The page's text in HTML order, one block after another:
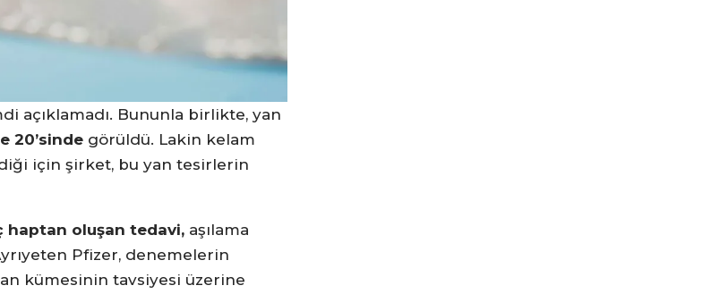
açıklamadı. Bununla birlikte, yan
20’sinde görüldü. Lakin kelam
için şirket, bu yan tesirlerin
haptan oluşan tedavi, aşılama
Pfizer, denemelerin
kümesinin tavsiyesi üzerine